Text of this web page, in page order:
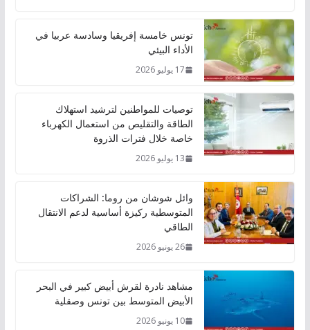
تونس خامسة إفريقيا وسادسة عربيا في
الأداء البيئي
17 يوليو 2026
توصيات للمواطنين لترشيد استهلاك
الطاقة والتقليص من استعمال الكهرباء
خاصة خلال فترات الذروة
13 يوليو 2026
وائل شوشان من روما: الشراكات
المتوسطية ركيزة أساسية لدعم الانتقال
الطاقي
26 يونيو 2026
مشاهد نادرة لقرش أبيض كبير في البحر
الأبيض المتوسط بين تونس وصقلية
10 يونيو 2026